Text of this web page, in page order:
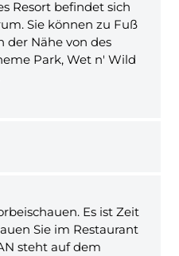
Resort befindet sich
Sie können zu Fuß
der Nähe von des
Park, Wet n' Wild
Es ist Zeit
Sie im Restaurant
steht auf dem